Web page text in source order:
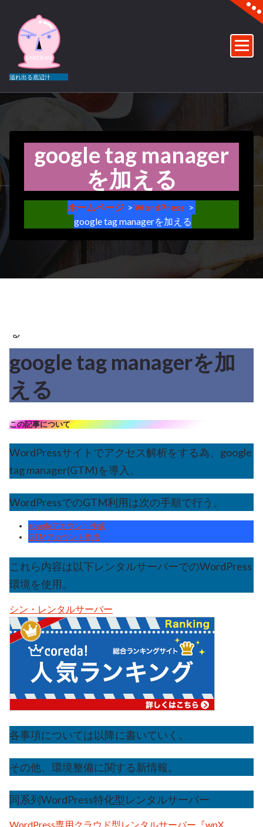
ス
キ
溢れ出る底辺汁
google tag manager
を加える
ホームページ > WordPress >
google tag managerを加える
2
6月 2023
2023
色々
る
google tag managerを加
える
この記事について
WordPressサイトでアクセス解析をする為、google
tag manager(GTM)を導入。
WordPressでのGTM利用は次の手順で行う。
googleアカウント作成
GTMアカウント作成
これら内容は以下レンタルサーバーでのWordPress
環境を使用。
シン・レンタルサーバー
各事項については以降に書いていく。
その他、環境整備に関する新情報。
同系列WordPress特化型レンタルサーバー
WordPress専用クラウド型レンタルサーバー『wpX